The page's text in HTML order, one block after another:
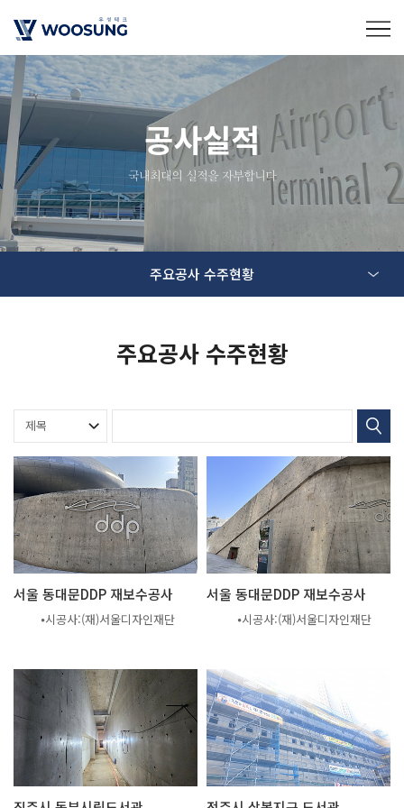
공사실적
국내최대의 실적을 자부합니다
주요공사 수주현황
주요공사 수주현황
서울 동대문DDP 재보수공사
⦁시공사:(재)서울디자인재단
서울 동대문DDP 재보수공사
⦁시공사:(재)서울디자인재단